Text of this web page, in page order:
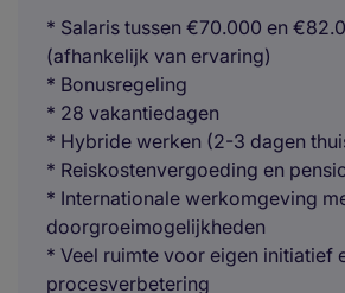
* Salaris tussen €70.000 en
(afhankelijk van ervaring)
* Bonusregeling
* 28 vakantiedagen
* Hybride werken (2-3 dagen
* Reiskostenvergoeding en
* Internationale werkomgeving
doorgroeimogelijkheden
* Veel ruimte voor eigen initiatief
procesverbetering